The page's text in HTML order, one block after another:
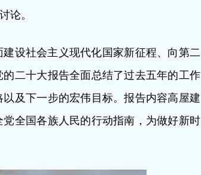
论。
设社会主义现代化国家新征程、向第二
二十大报告全面总结了过去五年的工作
及下一步的宏伟目标。报告内容高屋建
全国各族人民的行动指南，为做好新时